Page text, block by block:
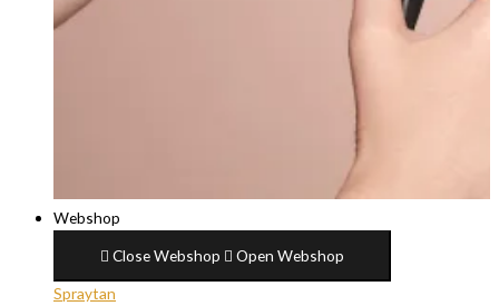
Webshop
Close Webshop
Open Webshop
Spraytan